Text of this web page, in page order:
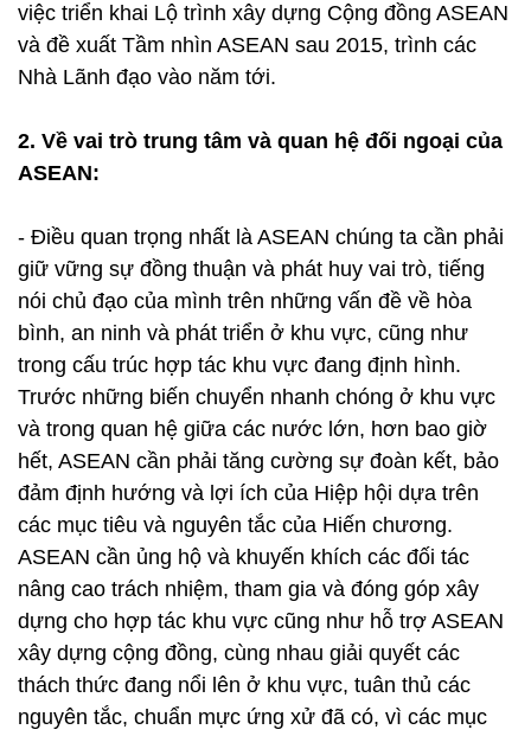
việc triển khai Lộ trình xây dựng Cộng đồng ASEAN
và đề xuất Tầm nhìn ASEAN sau 2015, trình các
Nhà Lãnh đạo vào năm tới.
2. Về vai trò trung tâm và quan hệ đối ngoại của
ASEAN:
- Điều quan trọng nhất là ASEAN chúng ta cần phải
giữ vững sự đồng thuận và phát huy vai trò, tiếng
nói chủ đạo của mình trên những vấn đề về hòa
bình, an ninh và phát triển ở khu vực, cũng như
trong cấu trúc hợp tác khu vực đang định hình.
Trước những biến chuyển nhanh chóng ở khu vực
và trong quan hệ giữa các nước lớn, hơn bao giờ
hết, ASEAN cần phải tăng cường sự đoàn kết, bảo
đảm định hướng và lợi ích của Hiệp hội dựa trên
các mục tiêu và nguyên tắc của Hiến chương.
ASEAN cần ủng hộ và khuyến khích các đối tác
nâng cao trách nhiệm, tham gia và đóng góp xây
dựng cho hợp tác khu vực cũng như hỗ trợ ASEAN
xây dựng cộng đồng, cùng nhau giải quyết các
thách thức đang nổi lên ở khu vực, tuân thủ các
nguyên tắc, chuẩn mực ứng xử đã có, vì các mục